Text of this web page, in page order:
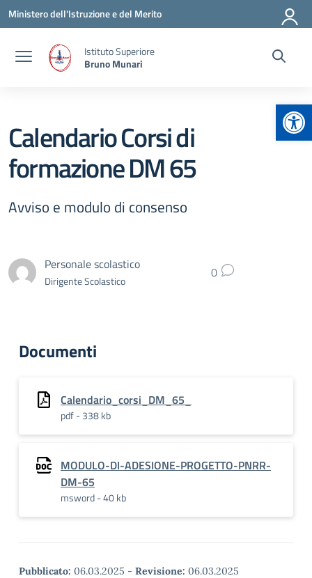
Vai ai contenuti
Vai al menu di navigazione
Vai al footer
Ministero dell'Istruzione e del Merito
Istituto Superiore
Bruno Munari
Calendario Corsi di
formazione DM 65
Avviso e modulo di consenso
Personale scolastico
Dirigente Scolastico 0
Documenti
Calendario_corsi_DM_65_
pdf - 338 kb
MODULO-DI-ADESIONE-PROGETTO-PNRR-
DM-65
msword - 40 kb
Pubblicato: 06.03.2025 - Revisione: 06.03.2025